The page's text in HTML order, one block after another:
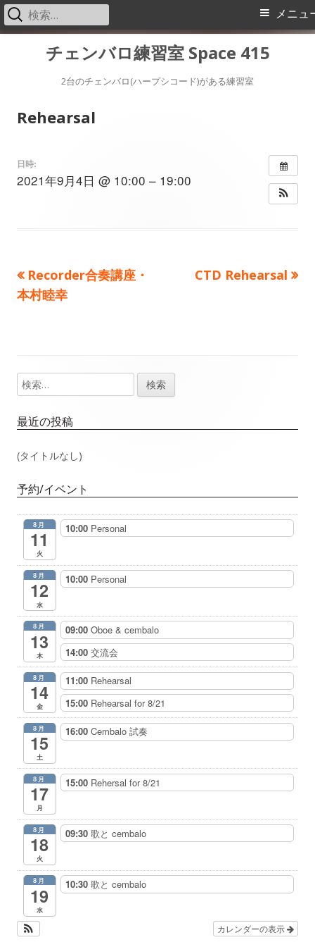
チェンバロ練習室 Space 415
2台のチェンバロ(ハープシコード)がある練習室
メ
メニュ
検
索:
Rehearsal
日時:
2021年9月4日 @ 10:00 – 19:00
投
稿
ビ
ゲ
ー
シ
ョ
ン
前
の
Recorder合奏講座・
本村睦幸
次
CTD Rehearsal
メ
イ
ン
ド
バ
検
索:
最近の投稿
(タイトルなし)
予約/イベント
8月
11
火
10:00 Personal
8月
12
水
10:00 Personal
8月
13
木
09:00 Oboe & cembalo
14:00 交流会
8月
14
金
11:00 Rehearsal
15:00 Rehearsal for 8/21
8月
15
土
16:00 Cembalo 試奏
8月
17
月
15:00 Rehersal for 8/21
8月
18
火
09:30 歌と cembalo
8月
19
水
10:30 歌と cembalo
カレンダーの表示